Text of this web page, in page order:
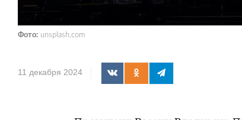
Фото: unsplash.com
11 декабря 2024